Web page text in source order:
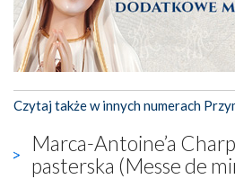
Czytaj także w innych numerach
Marca-Antoine’a
pasterska (Messe de